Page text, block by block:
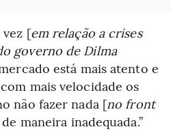
vez [em relação a crises
governo de Dilma
está mais atento e
mais velocidade os
não fazer nada [no front
maneira inadequada.”